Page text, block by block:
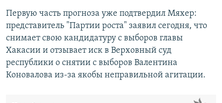
Первую часть прогноза уже подтвердил Мяхер:
представитель "Партии роста" заявил сегодня, что
снимает свою кандидатуру с выборов главы
Хакасии и отзывает иск в Верховный суд
республики о снятии с выборов Валентина
Коновалова из-за якобы неправильной агитации.